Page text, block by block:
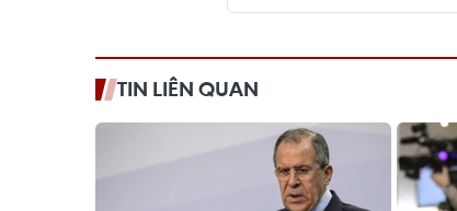
TIN LIÊN QUAN